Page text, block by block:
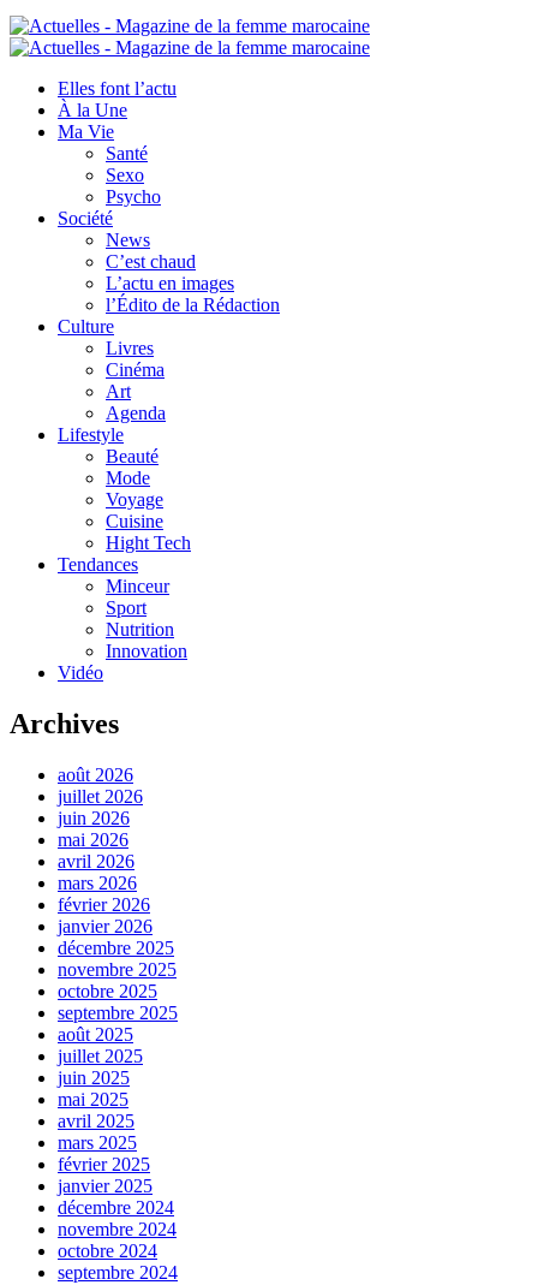
Elles font l’actu
À la Une
Ma Vie
Santé
Sexo
Psycho
Société
News
C’est chaud
L’actu en images
l’Édito de la Rédaction
Culture
Livres
Cinéma
Art
Agenda
Lifestyle
Beauté
Mode
Voyage
Cuisine
Hight Tech
Tendances
Minceur
Sport
Nutrition
Innovation
Vidéo
Archives
août 2026
juillet 2026
juin 2026
mai 2026
avril 2026
mars 2026
février 2026
janvier 2026
décembre 2025
novembre 2025
octobre 2025
septembre 2025
août 2025
juillet 2025
juin 2025
mai 2025
avril 2025
mars 2025
février 2025
janvier 2025
décembre 2024
novembre 2024
octobre 2024
septembre 2024